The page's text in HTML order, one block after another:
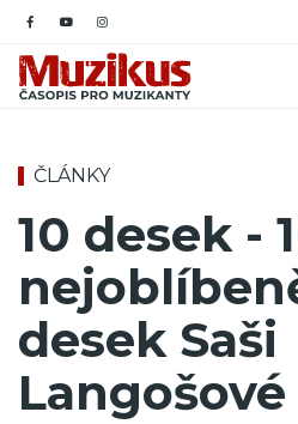
ČLÁNKY
10 desek -
desek Saši
Langošové